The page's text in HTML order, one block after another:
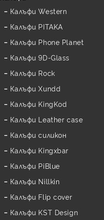
Калъфи Western
Калъфи PITAKA
Калъфи Phone Planet
Калъфи 9D-Glass
Калъфи Rock
Калъфи Xundd
Калъфи KingKod
Калъфи Leather case
Калъфи силикон
Калъфи Kingxbar
Калъфи PiBlue
Калъфи Nillkin
Калъфи Flip cover
Калъфи KST Design